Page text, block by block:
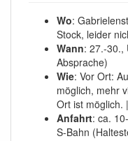
Wo:
Stock, leider
Wann: 27.-30.,
Absprache)
Wie: Vor Ort:
möglich, mehr
Ort ist möglich.
Anfahrt: ca.
S-Bahn